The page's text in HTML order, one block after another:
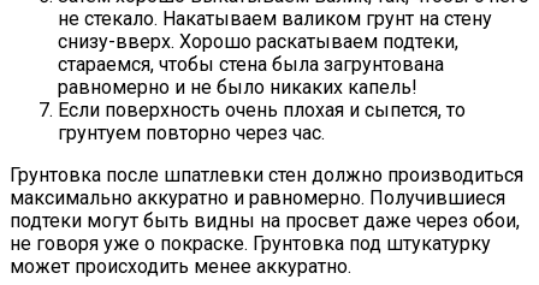
не стекало. Накатываем валиком грунт на стену
снизу-вверх. Хорошо раскатываем подтеки,
стараемся, чтобы стена была загрунтована
равномерно и не было никаких капель!
Если поверхность очень плохая и сыпется, то
грунтуем повторно через час.
Грунтовка после шпатлевки стен должно производиться
максимально аккуратно и равномерно. Получившиеся
подтеки могут быть видны на просвет даже через обои,
не говоря уже о покраске. Грунтовка под штукатурку
может происходить менее аккуратно.